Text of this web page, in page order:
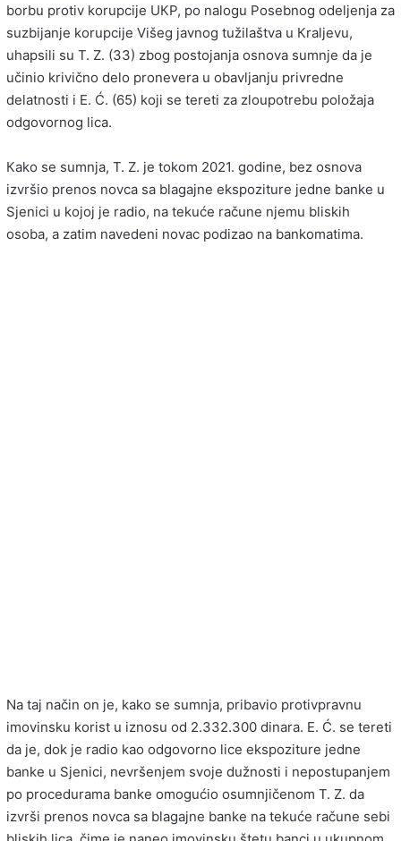
borbu protiv korupcije UКP, po nalogu Posebnog odeljenja za
suzbijanje korupcije Višeg javnog tužilaštva u Кraljevu,
uhapsili su T. Z. (33) zbog postojanja osnova sumnje da je
učinio krivično delo pronevera u obavljanju privredne
delatnosti i E. Ć. (65) koji se tereti za zloupotrebu položaja
odgovornog lica.
Кako se sumnja, T. Z. je tokom 2021. godine, bez osnova
izvršio prenos novca sa blagajne ekspoziture jedne banke u
Sjenici u kojoj je radio, na tekuće račune njemu bliskih
osoba, a zatim navedeni novac podizao na bankomatima.
Na taj način on je, kako se sumnja, pribavio protivpravnu
imovinsku korist u iznosu od 2.332.300 dinara. E. Ć. se tereti
da je, dok je radio kao odgovorno lice ekspoziture jedne
banke u Sjenici, nevršenjem svoje dužnosti i nepostupanjem
po procedurama banke omogućio osumnjičenom T. Z. da
izvrši prenos novca sa blagajne banke na tekuće račune sebi